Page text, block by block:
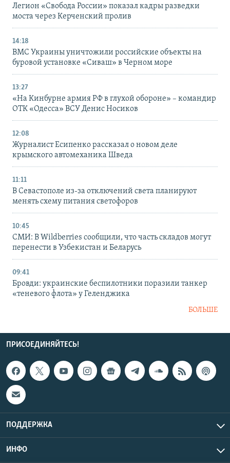
Легион «Свобода России» показал кадры разведки
моста через Керченский пролив
14:18
ВМС Украины уничтожили российские объекты на
буровой установке «Сиваш» в Черном море
13:27
«На Кинбурне армия РФ в глухой обороне» – командир
ОТК «Одесса» ВСУ Денис Носиков
12:08
Журналист Есипенко рассказал о новом деле
крымского автомеханика Шведа
11:11
В Севастополе из-за отключений света планируют
менять схему питания светофоров
10:45
СМИ: В Wildberries сообщили, что часть складов могут
перенести в Узбекистан и Беларусь
09:41
Бровди: украинские беспилотники поразили танкер
«теневого флота» у Геленджика
БОЛЬШЕ
ПРИСОЕДИНЯЙТЕСЬ!
ПОДДЕРЖКА
ИНФО